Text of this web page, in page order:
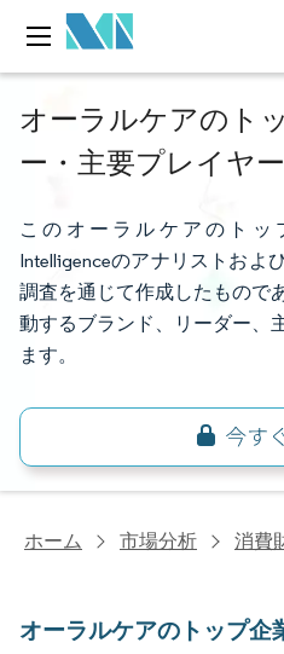
オーラルケアのト
ー・主要プレイヤー
このオーラルケアのトッ
Intelligenceのアナリストおよ
調査を通じて作成したもので
動するブランド、リーダー、
ます。
ホーム 市場分析 消費
オーラルケアのトップ企